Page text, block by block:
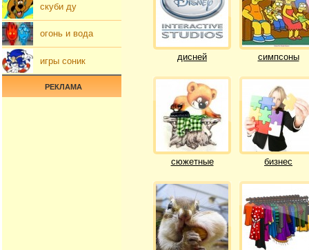
дисней симпсоны
сюжетные бизнес
скуби ду
огонь и вода
игры соник
РЕКЛАМА